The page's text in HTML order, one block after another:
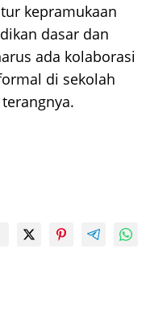
kepramukaan
dasar dan
ada kolaborasi
di sekolah